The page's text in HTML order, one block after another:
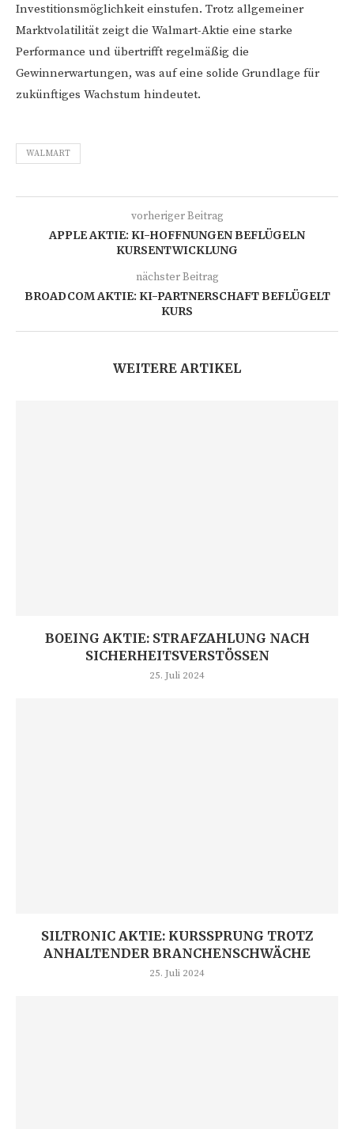
Investitionsmöglichkeit einstufen. Trotz allgemeiner
Marktvolatilität zeigt die Walmart-Aktie eine starke
Performance und übertrifft regelmäßig die
Gewinnerwartungen, was auf eine solide Grundlage für
zukünftiges Wachstum hindeutet.
WALMART
vorheriger Beitrag
APPLE AKTIE: KI-HOFFNUNGEN BEFLÜGELN
KURSENTWICKLUNG
nächster Beitrag
BROADCOM AKTIE: KI-PARTNERSCHAFT BEFLÜGELT
KURS
WEITERE ARTIKEL
BOEING AKTIE: STRAFZAHLUNG NACH
SICHERHEITSVERSTÖSSEN
25. Juli 2024
SILTRONIC AKTIE: KURSSPRUNG TROTZ
ANHALTENDER BRANCHENSCHWÄCHE
25. Juli 2024